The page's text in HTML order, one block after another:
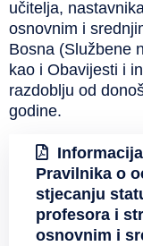
učitelja,
osnovnim i
Bosna (Službene
kao i Obavijesti i
razdoblju od
godine.
Pravilnika o
stjecanju
profesora i
osnovnim i